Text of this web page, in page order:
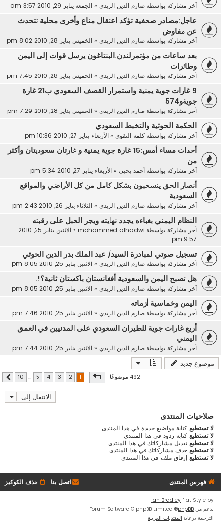
آخر مشاركة بواسطة صارم الدين الزيدي« الجمعة يناير 29, 2010 3:57 am
عاجل:مصادر صحفية تؤكد اعتقال مناع وأخرى محلية تتحدث
عن مفاوض
آخر مشاركة بواسطة صارم الدين الزيدي« الخميس يناير 28, 2010 8:02 pm
بعد ساعات من مؤتمرلندن.البنتاغون يرسل قوات إلى اليمن
وطائرات
آخر مشاركة بواسطة صارم الدين الزيدي« الخميس يناير 28, 2010 7:45 pm
9 غارات جوية يمنية واستمرار القصف السعودي ب21 غارة
جويةو574
آخر مشاركة بواسطة صارم الدين الزيدي« الخميس يناير 28, 2010 7:29 pm
الحكمة الحوثية والتخبط السعودي
آخر مشاركة بواسطة كلمة التقوى« الأربعاء يناير 27, 2010 10:36 pm
أحداث مساء أمس:15 غارة جوية يمنية و غارتان سعوديتان وأكثر
من
آخر مشاركة بواسطة أحمد يحيى « الأربعاء يناير 27, 2010 5:34 pm
أنصار الحق ينسحبون بشكل كامل من كل الأراضي والمواقع
السعودية
آخر مشاركة بواسطة صارم الدين الزيدي« الثلاثاء يناير 26, 2010 2:43 pm
النظام اليمني بغباءه يجدد نهايته ويجر الحبل على رقبته
آخر مشاركة بواسطة mohammed alhadwi
«
الاثنين يناير 25, 2010
9:57 pm
تسجيل صوتي لمبادرة السيد/ عبد الملك بدر الدين الحوثي
آخر مشاركة بواسطة صارم الدين الزيدي« الاثنين يناير 25, 2010 8:05 pm
هل تصبح اليمن والسعودية أفغانستان باكستان ثانية؟!.
آخر مشاركة بواسطة صارم الدين الزيدي« الاثنين يناير 25, 2010 8:05 pm
اليمن وخماسية أزماته
آخر مشاركة بواسطة صارم الدين الزيدي« الاثنين يناير 25, 2010 7:46 pm
أربع غارات جوية للطيران السعودي على المدنيين في العمق
اليمني
آخر مشاركة بواسطة صارم الدين الزيدي« الاثنين يناير 25, 2010 7:44 pm
موضوع جديد
492 موضوعًا صفحة1 من10
2
3
4
5
…
10 التالي
الانتقال إلى
صلاحيات المنتدى
لا تستطيعكتابة مواضيع جديدة في هذا المنتدى
لا تستطيعكتابة ردود في هذا المنتدى
لا تستطيعتعديل مشاركاتك في هذا المنتدى
لا تستطيعحذف مشاركاتك في هذا المنتدى
لا تستطيعإرفاق ملف في هذا المنتدى
فهرس المنتدى حذف الكوكيز اتصل بنا
Flat Style by
Ian Bradley
بدعم منphpBB
® Forum Software © phpBB Limited
الترجمة برعايةالمنتديات العربية